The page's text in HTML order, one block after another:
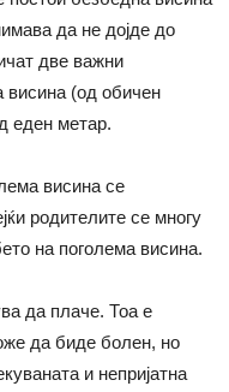
да не дојде до
две важни
висина (од обичен
еден метар.
висина се
родителите се многу
на поголема висина.
да плаче. Тоа е
да биде болен, но
и непријатна